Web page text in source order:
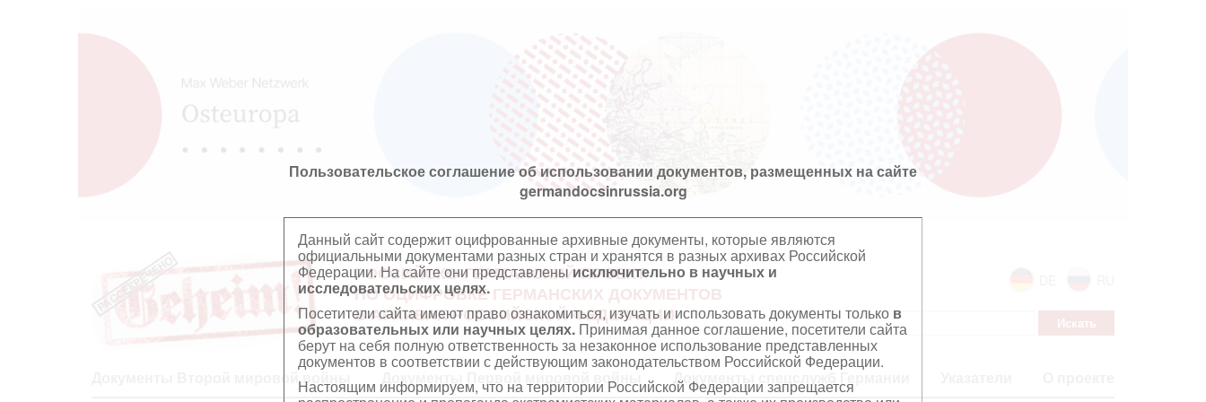
Пользовательское соглашение об использовании документов, размещенных на сайте
germandocsinrussia.org
Данный сайт содержит оцифрованные архивные документы, которые являются
официальными документами разных стран и хранятся в разных архивах Российской
Федерации. На сайте они представленыисключительно в научных и
исследовательских целях.
Посетители сайта имеют право ознакомиться, изучать и использовать документы только в
образовательных или научных целях. Принимая данное соглашение, посетители сайта
берут на себя полную ответственность за незаконное использование представленных
документов в соответствии с действующим законодательством Российской Федерации.
Настоящим информируем, что на территории Российской Федерации запрещается
РОССИЙСКО-ГЕРМАНСКИЙ ПРОЕКТ
ПО ОЦИФРОВКЕ ГЕРМАНСКИХ ДОКУМЕНТОВ
В АРХИВАХ РОССИЙСКОЙ ФЕДЕРАЦИИ
Документы Второй мировой войны Документы Первой мировой войны Документы спецслужб Германии